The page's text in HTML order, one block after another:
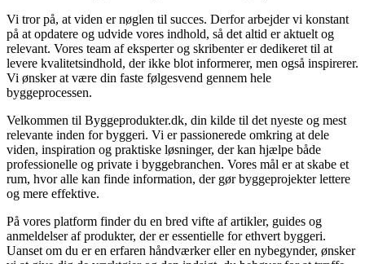
Vi tror på, at viden er nøglen til succes. Derfor arbejder vi konstant
på at opdatere og udvide vores indhold, så det altid er aktuelt og
relevant. Vores team af eksperter og skribenter er dedikeret til at
levere kvalitetsindhold, der ikke blot informerer, men også inspirerer.
Vi ønsker at være din faste følgesvend gennem hele
byggeprocessen.
Velkommen til Byggeprodukter.dk, din kilde til det nyeste og mest
relevante inden for byggeri. Vi er passionerede omkring at dele
viden, inspiration og praktiske løsninger, der kan hjælpe både
professionelle og private i byggebranchen. Vores mål er at skabe et
rum, hvor alle kan finde information, der gør byggeprojekter lettere
og mere effektive.
På vores platform finder du en bred vifte af artikler, guides og
anmeldelser af produkter, der er essentielle for ethvert byggeri.
Uanset om du er en erfaren håndværker eller en nybegynder, ønsker